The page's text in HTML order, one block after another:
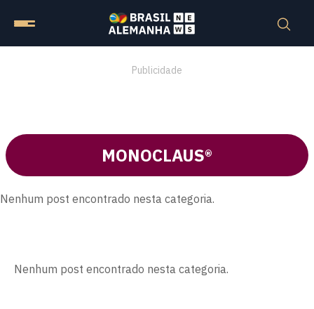
Publicidade
MONOCLAUS®
Nenhum post encontrado nesta categoria.
Nenhum post encontrado nesta categoria.